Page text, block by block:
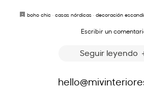
boho chic · casas nórdicas · decoración
Escribir un
Seguir leyendo